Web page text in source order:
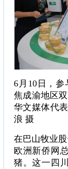
6月10日，
焦成渝地区
华文媒体代
浪 摄
在巴山牧业
欧洲新侨网
猪。这一四